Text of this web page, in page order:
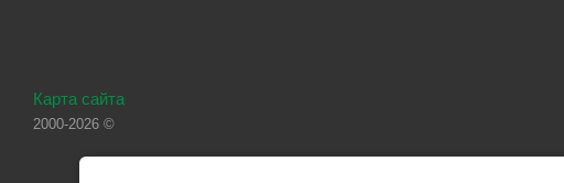
Карта сайта
2000-2026 ©